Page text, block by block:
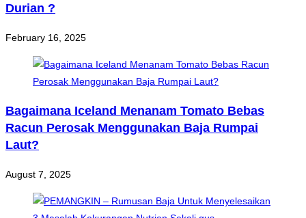
Durian ?
February 16, 2025
Bagaimana Iceland Menanam Tomato Bebas
Racun Perosak Menggunakan Baja Rumpai
Laut?
August 7, 2025